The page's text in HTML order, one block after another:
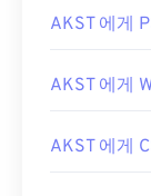
AKST 에게
AKST 에게
AKST 에게